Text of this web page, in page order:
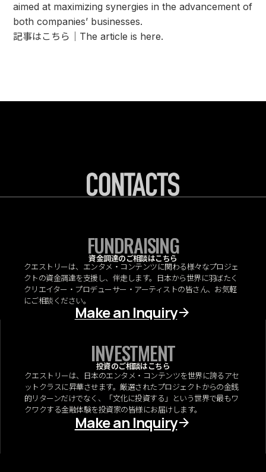
aimed at maximizing synergies in the advancement of
both companies’ businesses.
記事はこちら｜The article is here.
FUNDRAISING
資金調達のご相談はこちら
クエストリーは、エンタメ・コンテンツに関わる様々なプロジェ
クトの資金調達を支援し、伴走します。日本から世界に羽ばたく
クリエイター・プロデューサー・アーティストの皆さん、お気軽
にご相談ください。
Make an Inquiry
INVESTMENT
投資のご相談はこちら
クエストリーは、日本のエンタメ・コンテンツを世界に誇るアセ
ットクラスに昇華させます。厳選されたプロジェクトからの金銭
的リターンだけでなく、「文化に投資する」という世界で最もワ
クワクする金融体験を投資家の皆様にお届けします。
Make an Inquiry